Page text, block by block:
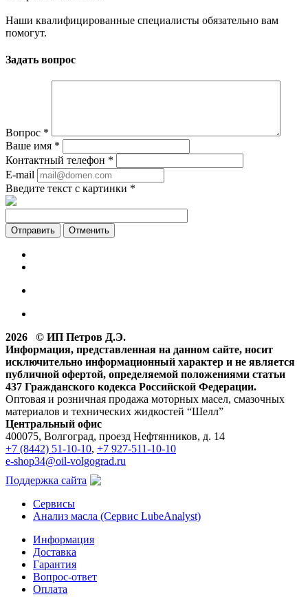
Наши квалифицированные специалисты обязательно вам
помогут.
Задать вопрос
Вопрос *
Ваше имя *
Контактный телефон *
E-mail
Введите текст с картинки *
Отменить
2026 © ИП Петров Д.Э.
Информация, представленная на данном сайте, носит
исключительно информационный характер и не является
публичной офертой, определяемой положениями статьи
437 Гражданского кодекса Российской Федерации.
Оптовая и розничная продажа моторных масел, смазочных
материалов и технических жидкостей “Шелл”
Центральный офис
400075, Волгоград, проезд Нефтянников, д. 14
+7 (8442) 51-10-10, +7 927-511-10-10
e-shop34@oil-volgograd.ru
Поддержка сайта
Сервисы
Анализ масла (Сервис LubeAnalyst)
Информация
Доставка
Гарантия
Вопрос-ответ
Оплата